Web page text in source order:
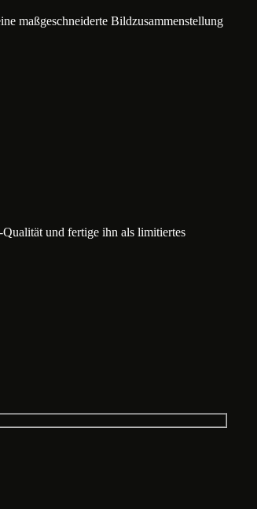
maßgeschneiderte Bildzusammenstellung
und fertige ihn als limitiertes